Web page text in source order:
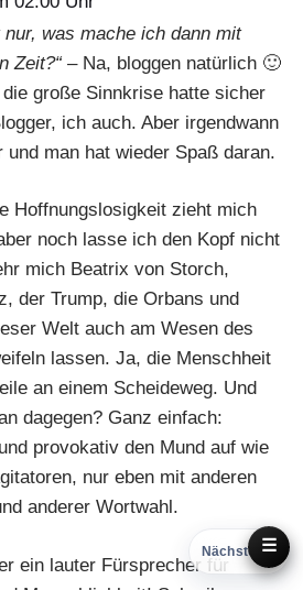
nur, was mache ich dann mit
Zeit?“ – Na, bloggen natürlich 🙂
große Sinnkrise hatte sicher
ich auch. Aber irgendwann
und man hat wieder Spaß daran.
Hoffnungslosigkeit zieht mich
noch lasse ich den Kopf nicht
mich Beatrix von Storch,
der Trump, die Orbans und
Welt auch am Wesen des
lassen. Ja, die Menschheit
an einem Scheideweg. Und
dagegen? Ganz einfach:
provokativ den Mund auf wie
nur eben mit anderen
anderer Wortwahl.
ein lauter Fürsprecher für
Nächster ❯
☰